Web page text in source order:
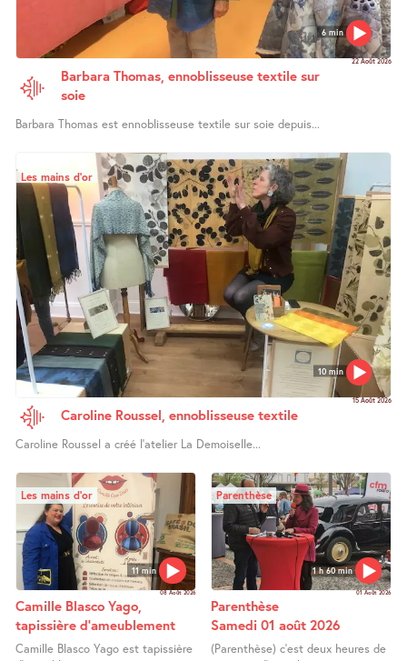
6 min
22 Août 2026
Barbara Thomas, ennoblisseuse textile sur
soie
Barbara Thomas est ennoblisseuse textile sur soie depuis...
10 min
Les mains d’or
15 Août 2026
Caroline Roussel, ennoblisseuse textile
Caroline Roussel a créé l’atelier La Demoiselle...
11 min
Les mains d’or
08 Août 2026
Camille Blasco Yago,
tapissière d’ameublement
Camille Blasco Yago est tapissière
1 h 60 min
Parenthèse
01 Août 2026
Parenthèse
Samedi 01 août 2026
(Parenthèse) c’est deux heures de